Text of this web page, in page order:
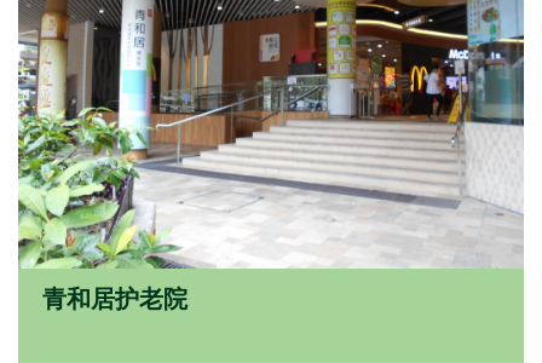
青和居护老院